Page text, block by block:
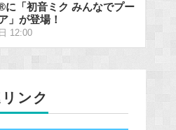
に「初音ミク みんなでプー
」が登場！
12:00
ンク